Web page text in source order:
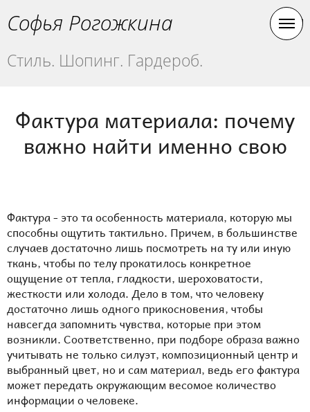
Софья Рогожкина
Стиль. Шопинг. Гардероб.
Фактура материала: почему
важно найти именно свою
Фактура - это та особенность материала, которую мы
способны ощутить тактильно. Причем, в большинстве
случаев достаточно лишь посмотреть на ту или иную
ткань, чтобы по телу прокатилось конкретное
ощущение от тепла, гладкости, шероховатости,
жесткости или холода. Дело в том, что человеку
достаточно лишь одного прикосновения, чтобы
навсегда запомнить чувства, которые при этом
возникли. Соответственно, при подборе образа важно
учитывать не только силуэт, композиционный центр и
выбранный цвет, но и сам материал, ведь его фактура
может передать окружающим весомое количество
информации о человеке.